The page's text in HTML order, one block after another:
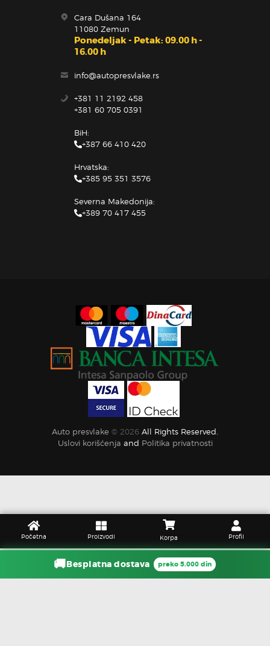
Cara Dušana 164
11080 Zemun
Ponedeljak - Petak: 09.00 h -
16.00 h
info@autopresvlake.rs
+381 11 2192 458
+381 60 705 0391
BiH:
+387 66 410 420
Hrvatska:
+385 95 351 3576
Severna Makedonija:
+389 70 417 455
Auto presvlake © 2026 All Rights Reserved.
Uslovi korišćenja and Politika privatnosti
🚚Besplatna dostava preko 5.000 din
Početna Proizvodi Korpa Profil